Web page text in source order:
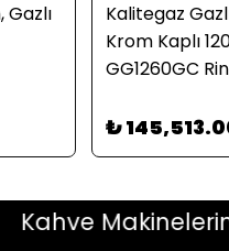
Kalitegaz
Krom Kaplı
GG1260GC
₺
Makinelerinde